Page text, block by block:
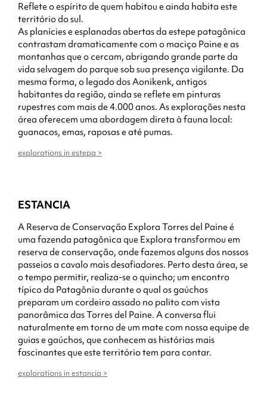
Reflete o espírito de quem habitou e ainda habita este
território do sul.
As planícies e esplanadas abertas da estepe patagônica
contrastam dramaticamente com o maciço Paine e as
montanhas que o cercam, abrigando grande parte da
vida selvagem do parque sob sua presença vigilante. Da
mesma forma, o legado dos Aonikenk, antigos
habitantes da região, ainda se reflete em pinturas
rupestres com mais de 4.000 anos. As explorações nesta
área oferecem uma abordagem direta à fauna local:
guanacos, emas, raposas e até pumas.
explorations in estepa >
ESTANCIA
A Reserva de Conservação Explora Torres del Paine é
uma fazenda patagônica que Explora transformou em
reserva de conservação, onde fazemos alguns dos nossos
passeios a cavalo mais desafiadores. Perto desta área, se
o tempo permitir, realiza-se o quincho; um encontro
típico da Patagônia durante o qual os gaúchos
preparam um cordeiro assado no palito com vista
panorâmica das Torres del Paine. A conversa flui
naturalmente em torno de um mate com nossa equipe de
guias e gaúchos, que conhecem as histórias mais
fascinantes que este território tem para contar.
explorations in estancia >